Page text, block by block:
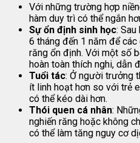
Với những trường hợp
hàm duy trì có thể ngắn
Sự ổn định sinh học:
6 tháng đến 1 năm để
răng ổn định. Với một số
hoàn toàn thích nghi, dẫn
Tuổi tác: Ở người trưởng
ít linh hoạt hơn so với trẻ
có thể kéo dài hơn.
Thói quen cá nhân:
nghiến răng hoặc không
có thể làm tăng nguy cơ